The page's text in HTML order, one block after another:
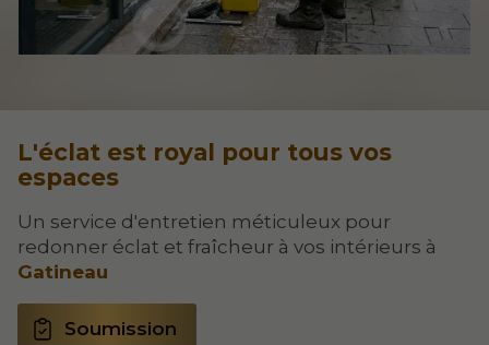
L'éclat est royal pour tous vos
espaces
Un service d'entretien méticuleux pour
redonner éclat et fraîcheur à vos intérieurs à
Gatineau
Soumission